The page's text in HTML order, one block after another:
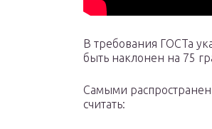
В требования ГОСТа
быть наклонен на 75
Самыми
считать: